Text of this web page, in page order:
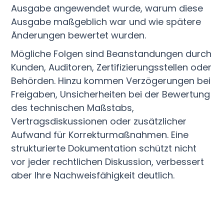
Ausgabe angewendet wurde, warum diese
Ausgabe maßgeblich war und wie spätere
Änderungen bewertet wurden.
Mögliche Folgen sind Beanstandungen durch
Kunden, Auditoren, Zertifizierungsstellen oder
Behörden. Hinzu kommen Verzögerungen bei
Freigaben, Unsicherheiten bei der Bewertung
des technischen Maßstabs,
Vertragsdiskussionen oder zusätzlicher
Aufwand für Korrekturmaßnahmen. Eine
strukturierte Dokumentation schützt nicht
vor jeder rechtlichen Diskussion, verbessert
aber Ihre Nachweisfähigkeit deutlich.